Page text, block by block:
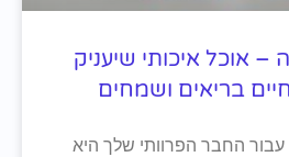
– אוכל איכותי שיעניק
בריאים ושמחים
עבור החבר הפרוותי שלך היא